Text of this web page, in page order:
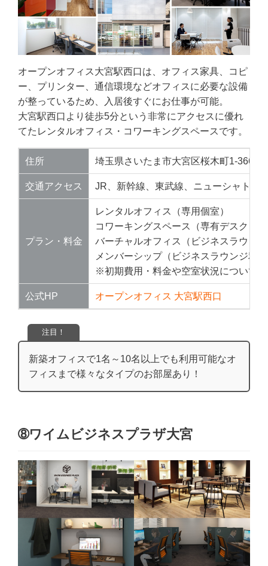
オープンオフィス大宮駅西口は、オフィス家具、コピ
ー、プリンター、通信環境などオフィスに必要な設備
が整っているため、入居後すぐにお仕事が可能。
大宮駅西口より徒歩5分という非常にアクセスに優れ
てたレンタルオフィス・コワーキングスペースです。
住所 埼玉県さいたま市大宮区桜木町1-366-9
交通アクセス JR、新幹線、東武線、ニューシャトル
プラン・料金
レンタルオフィス（専用個室）
コワーキングスペース（専有デスク）
バーチャルオフィス（ビジネスラウン
メンバーシップ（ビジネスラウンジ利
※初期費用・料金や空室状況について
公式HP オープンオフィス 大宮駅西口
注目！
新築オフィスで1名～10名以上でも利用可能なオ
フィスまで様々なタイプのお部屋あり！
➇ワイムビジネスプラザ大宮